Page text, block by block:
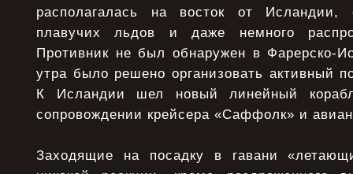
располагалась на восток от Исландии,
плавучих льдов и даже немного
Противник не был обнаружен в Фарерско-
утра было решено организовать активный
К Исландии шел новый линейный
сопровождении крейсера «Саффолк» и
Заходящие на посадку в гавани